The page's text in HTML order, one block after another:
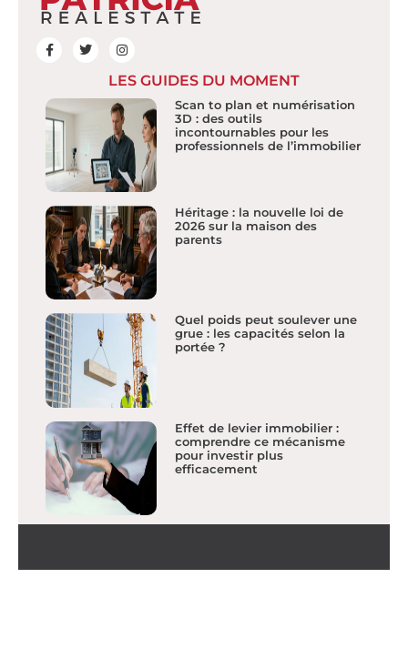
LES GUIDES DU MOMENT
Scan to plan et numérisation
3D : des outils
incontournables pour les
professionnels de l’immobilier
Héritage : la nouvelle loi de
2026 sur la maison des
parents
Quel poids peut soulever une
grue : les capacités selon la
portée ?
Effet de levier immobilier :
comprendre ce mécanisme
pour investir plus
efficacement